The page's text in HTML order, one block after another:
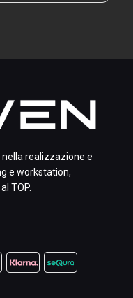
nella realizzazione e
e workstation,
TOP.